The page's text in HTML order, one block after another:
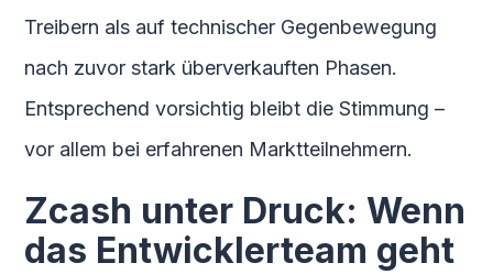
Treibern als auf technischer Gegenbewegung
nach zuvor stark überverkauften Phasen.
Entsprechend vorsichtig bleibt die Stimmung –
vor allem bei erfahrenen Marktteilnehmern.
Zcash unter Druck: Wenn
das Entwicklerteam geht